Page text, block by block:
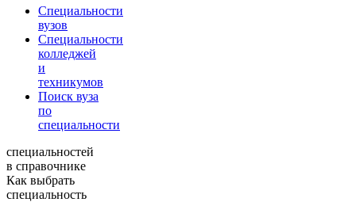
Специальности
вузов
Специальности
колледжей
и
техникумов
Поиск вуза
по
специальности
специальностей
в справочнике
Как выбрать
специальность